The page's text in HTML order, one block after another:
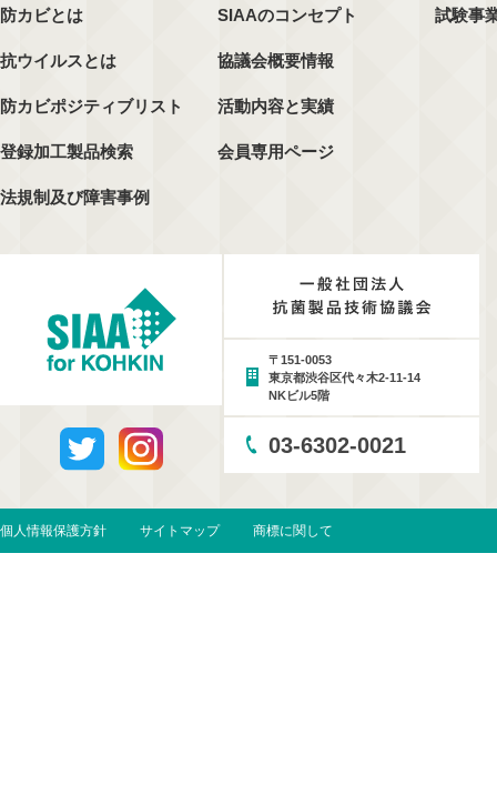
防カビとは
抗ウイルスとは
防カビポジティブリスト
登録加工製品検索
法規制及び障害事例
SIAAのコンセプト
協議会概要情報
活動内容と実績
会員専用ページ
試験事
〒151-0053
東京都渋谷区代々木2-11-14
NKビル5階
03-6302-0021
個人情報保護方針 サイトマップ 商標に関して